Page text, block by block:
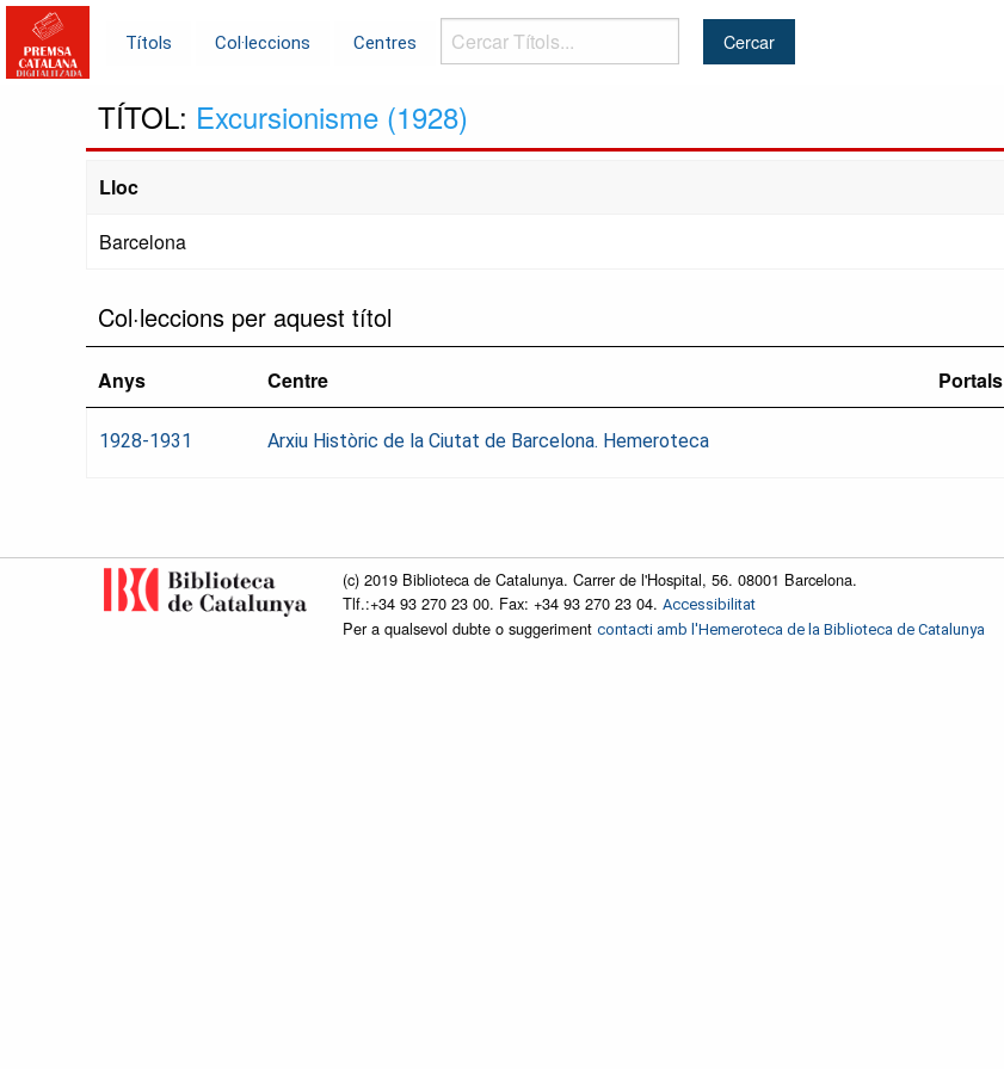
Títols Col·leccions Centres
Cercar
Títols...
TÍTOL: Excursionisme (1928)
Lloc
Barcelona
Col·leccions per aquest títol
Anys Centre Portals
1928-1931 Arxiu Històric de la Ciutat de Barcelona. Hemeroteca
(c) 2019 Biblioteca de Catalunya. Carrer de l'Hospital, 56. 08001 Barcelona.
Tlf.:+34 93 270 23 00. Fax: +34 93 270 23 04. Accessibilitat
Per a qualsevol dubte o suggeriment contacti amb l'Hemeroteca de la Biblioteca de Catalunya